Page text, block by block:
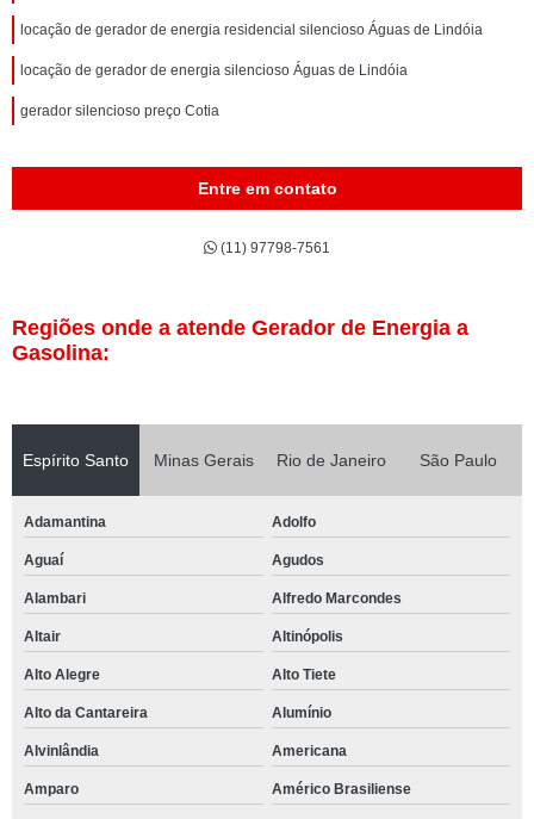
locação de gerador de energia residencial silencioso Águas de Lindóia
locação de gerador de energia silencioso Águas de Lindóia
gerador silencioso preço Cotia
Entre em contato
(11) 97798-7561
Regiões onde a atende Gerador de Energia a
Gasolina:
Espírito Santo Minas Gerais Rio de Janeiro São Paulo
Adamantina Adolfo
Aguaí Agudos
Alambari Alfredo Marcondes
Altair Altinópolis
Alto Alegre Alto Tiete
Alto da Cantareira Alumínio
Alvinlândia Americana
Amparo Américo Brasiliense